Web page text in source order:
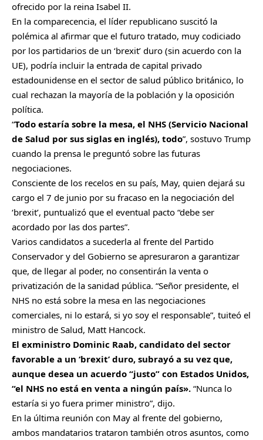
ofrecido por la reina Isabel II.
En la comparecencia, el líder republicano suscitó la
polémica al afirmar que el futuro tratado, muy codiciado
por los partidarios de un ‘brexit’ duro (sin acuerdo con la
UE), podría incluir la entrada de capital privado
estadounidense en el sector de salud público británico, lo
cual rechazan la mayoría de la población y la oposición
política.
“Todo estaría sobre la mesa, el NHS (Servicio Nacional
de Salud por sus siglas en inglés), todo”, sostuvo Trump
cuando la prensa le preguntó sobre las futuras
negociaciones.
Consciente de los recelos en su país, May, quien dejará su
cargo el 7 de junio por su fracaso en la negociación del
‘brexit’, puntualizó que el eventual pacto “debe ser
acordado por las dos partes”.
Varios candidatos a sucederla al frente del Partido
Conservador y del Gobierno se apresuraron a garantizar
que, de llegar al poder, no consentirán la venta o
privatización de la sanidad pública. “Señor presidente, el
NHS no está sobre la mesa en las negociaciones
comerciales, ni lo estará, si yo soy el responsable”, tuiteó el
ministro de Salud, Matt Hancock.
El exministro Dominic Raab, candidato del sector
favorable a un ‘brexit’ duro, subrayó a su vez que,
aunque desea un acuerdo “justo” con Estados Unidos,
“el NHS no está en venta a ningún país». “Nunca lo
estaría si yo fuera primer ministro”, dijo.
En la última reunión con May al frente del gobierno,
ambos mandatarios trataron también otros asuntos, como